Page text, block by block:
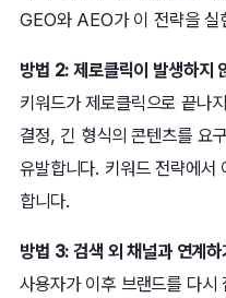
GEO와 AEO가 이 전략을 실
방법 2: 제로클릭이 발생하지
키워드가 제로클릭으로 끝나
결정, 긴 형식의 콘텐츠를 요
유발합니다. 키워드 전략에서
합니다.
방법 3: 검색 외 채널과 연계하
사용자가 이후 브랜드를 다